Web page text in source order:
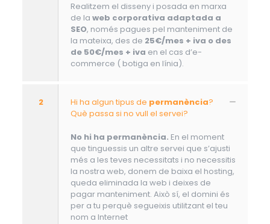
Realitzem el disseny i posada en marxa
de la web corporativa adaptada a
SEO, només pagues pel manteniment de
la mateixa, des de 25€/mes + iva o des
de 50€/mes + iva en el cas d’e-
commerce ( botiga en línia).
2 Hi ha algun tipus de permanència?
Què passa si no vull el servei?
No hi ha permanència. En el moment
que tinguessis un altre servei que s’ajusti
més a les teves necessitats i no necessitis
la nostra web, donem de baixa el hosting,
queda eliminada la web i deixes de
pagar manteniment. Això sí, el domini és
per a tu perquè segueixis utilitzant el teu
nom a Internet